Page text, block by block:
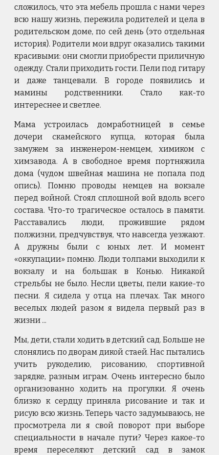
сложилось, что эта мебель прошла с нами через
всю нашу жизнь, пережила родителей и цела в
родительском доме, по сей день (это отдельная
история). Родители мои вдруг оказались такими
красивыми: они смогли приобрести приличную
одежду. Стали приходить гости. Пели под гитару
и даже танцевали. В городе появились и
мамины родственники. Стало как-то
интереснее и светлее.
Мама устроилась домработницей в семье
дочери скамейского купца, которая была
замужем за инженером-немцем, химиком с
химзавода. А в свободное время портняжила
дома (чудом швейная машина не попала под
опись). Помню проводы немцев на вокзале
перед войной. Стоял сплошной вой вдоль всего
состава. Что-то трагическое осталось в памяти.
Расставались люди, прожившие рядом
полжизни, предчувствуя, что навсегда уезжают.
А дружны были с юных лет. И момент
«оккупации» помню. Люди толпами выходили к
вокзалу и на большак в Конью. Никакой
стрельбы не было. Несли цветы, пели какие-то
песни. Я сидела у отца на плечах. Так много
веселых людей разом я видела первый раз в
жизни ...
Мы, дети, стали ходить в детский сад. Больше не
слонялись по дворам дикой стаей. Нас пытались
учить рукоделию, рисованию, спортивной
зарядке, разным играм. Очень интересно было
организованно ходить на прогулки. Я очень
близко к сердцу приняла рисование и так и
рисую всю жизнь. Теперь часто задумываюсь, не
просмотрела ли я свой поворот при выборе
специальности в начале пути? Через какое-то
время переселяют детский сад в замок